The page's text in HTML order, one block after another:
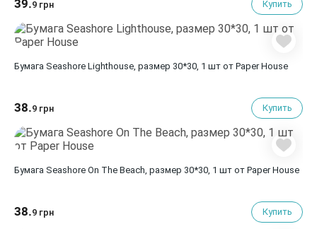
39.9 грн Купить
Бумага Seashore Lighthouse, размер 30*30, 1 шт от Paper House
38.9 грн Купить
Бумага Seashore On The Beach, размер 30*30, 1 шт от Paper House
38.9 грн Купить